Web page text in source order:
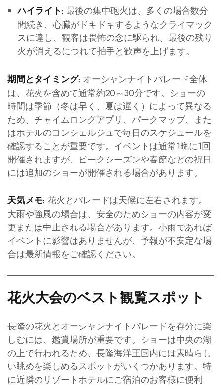
ハイライト: 最後の集中砲火は、多くの場合数分
間続き、心臓がドキドキするようなクライマック
スに達し、観客は畏怖の念に駆られ、最後の残り
火が消えるにつれて拍手と歓声を上げます。
期間とタイミング: オーシャンナイトパレード全体
は、花火を含めて通常約20～30分です。ショーの
時間は季節（冬は早く、夏は遅く）によって異なる
ため、チャイムロングアプリ、パークマップ、また
はホテルのコンシェルジュで毎日のスケジュールを
確認することが重要です。イベントは通常1晩に1回
開催されますが、ピークシーズンや春節などの祝日
には追加のショーが開催される場合があります。
天気メモ: 花火とパレードは天候に左右されます。
大雨や強風の場合は、安全のためショーの内容が変
更または中止される場合があります。小雨であれば
イベントに影響はありませんが、予報が不安定な場
合は最新情報をご確認ください。
花火大会のベスト観覧スポット
長隆の花火とオーシャンナイトパレードを存分に楽
しむには、鑑賞場所が重要です。ショーは中央の湖
の上で行われるため、長隆海洋王国内には素晴らし
い眺めを楽しめるスポットがいくつかあります。特
に近隣のリゾートホテルにご宿泊のお客様に便利